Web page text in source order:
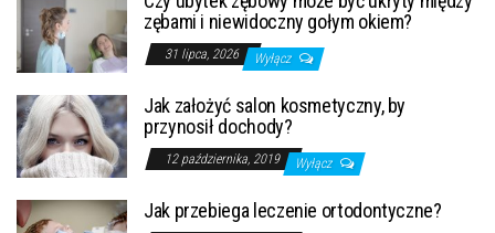
zębami i niewidoczny gołym okiem?
31 lipca, 2026 Wyłącz
Jak założyć salon kosmetyczny, by
przynosił dochody?
12 października, 2019 Wyłącz
Jak przebiega leczenie ortodontyczne?